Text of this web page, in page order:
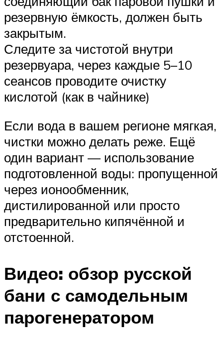
резервную ёмкость, должен быть
закрытым.
Следите за чистотой внутри
резервуара, через каждые 5–10
сеансов проводите очистку
кислотой (как в чайнике)
Если вода в вашем регионе мягкая,
чистки можно делать реже. Ещё
один вариант — использование
подготовленной воды: пропущенной
через ионообменник,
дистилированной или просто
предварительно кипячённой и
отстоенной.
Видео: обзор русской
бани с самодельным
парогенератором